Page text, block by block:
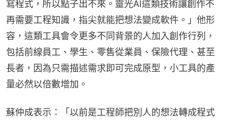
寫程式，所以點子出不來。靈光AI這類技術讓創作不
再需要工程知識，指尖就能把想法變成軟件。」他形
容，這類工具會令更多不同背景的人加入創作行列，
包括前線員工、學生、零售從業員、保險代理、甚至
長者，因為只需描述需求即可完成原型，小工具的產
量必然以倍數增加。
蘇仲成表示：「以前是工程師把別人的想法轉成程式